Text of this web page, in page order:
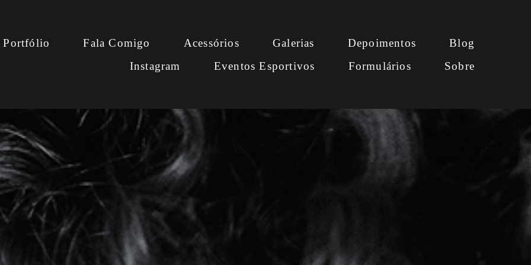
Portfólio Fala Comigo Acessórios Galerias Depoimentos
Blog
Instagram
Eventos Esportivos Formulários Sobre